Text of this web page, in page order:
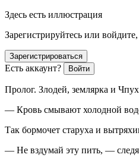
Здесь есть иллюстрация
Зарегистрируйтесь или
Зарегистрироваться
Есть аккаунт? Войти
Пролог. Злодей, землярка и Чпух
— Кровь смывают холодной
Так бормочет старуха и
— Не вздумай эту пить, — следя